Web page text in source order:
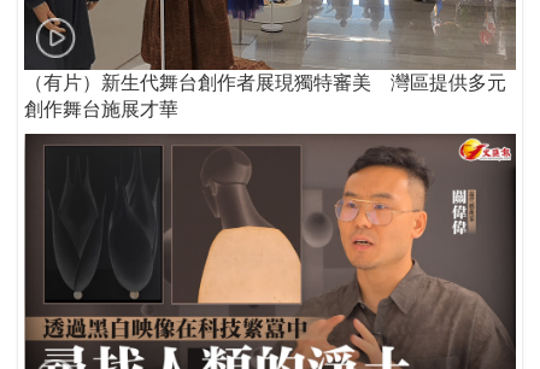
（有片）新生代舞台創作者展現獨特審美 灣區提供多元
創作舞台施展才華